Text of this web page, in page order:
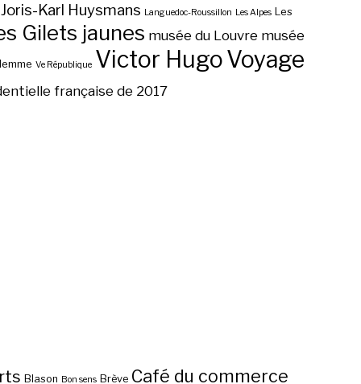
Joris-Karl Huysmans Languedoc-Roussillon Les Alpes Les
Gilets jaunes musée du Louvre musée
Ve République Victor HugoVoyage
française de 2017
Blason Bon sens Brève Café du commerce